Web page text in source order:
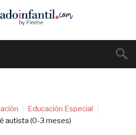
Educación Especial
autista (0-3 meses)